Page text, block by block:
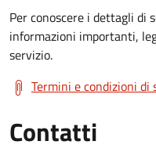
Per conoscere i dettagli di
informazioni importanti,
servizio.
Termini e condizioni di
Contatti